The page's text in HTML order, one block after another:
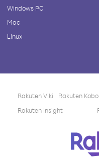
Windows PC
Mac
Linux
Rakuten Viki Rakuten Kobo
Rakuten Insight